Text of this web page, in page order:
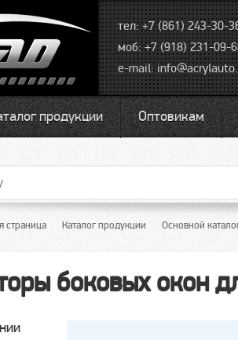
тел: +7 (861) 243-30-
моб: +7 (918) 231-09-
e-mail:
продукции Оптовикам
страница Каталог продукции Основной
боковых окон